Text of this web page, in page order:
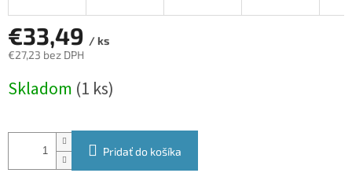
€33,49 / ks
€27,23 bez DPH
cena:
Skladom (1 ks)
Pridať do košíka